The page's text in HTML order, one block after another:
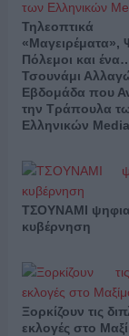
Τηλεοπτικά
«Μαγειρέματα»,
Πόλεμοι και
Τσουνάμι
Εβδομάδα που
την Τράπουλα
Ελληνικών Media
ΤΣΟΥΝΑΜΙ
κυβέρνηση
Ξορκίζουν τις
εκλογές στο